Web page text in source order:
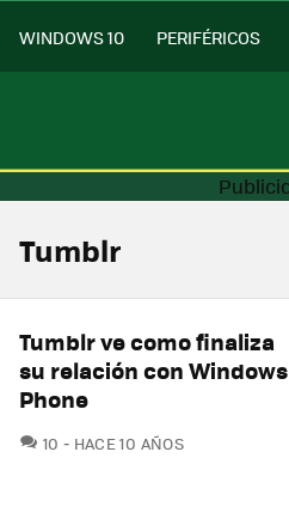
WINDOWS 10 PERIFÉRICOS
Tumblr
Tumblr ve como finaliza
su relación con Windows
Phone
10 COMENTARIOS
HACE 10 AÑOS